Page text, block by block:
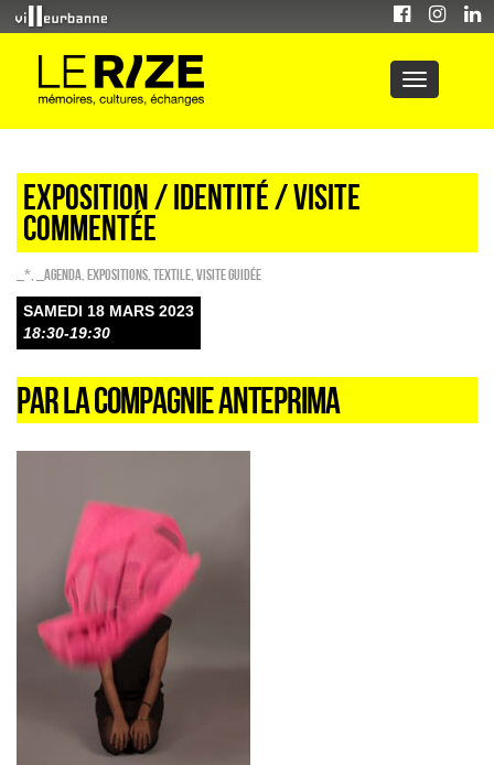
Exposition / IDENTITÉ / visite
commentée
_* _Agenda EXPOSITIONS Textile Visite guidée
SAMEDI 18 MARS 2023
18:30-19:30
PAR LA COMPAGNIE ANTEPRIMA